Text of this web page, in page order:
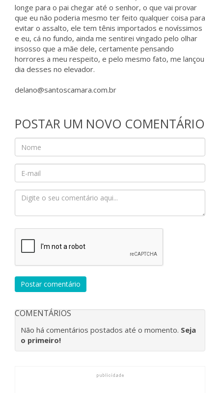
longe para o pai chegar até o senhor, o que vai provar
que eu não poderia mesmo ter feito qualquer coisa para
evitar o assalto, ele tem tênis importados e novíssimos
e eu, cá no fundo, ainda me sentirei vingado pelo olhar
insosso que a mãe dele, certamente pensando
horrores a meu respeito, e pelo mesmo fato, me lançou
dia desses no elevador.
delano@santoscamara.com.br
POSTAR UM NOVO COMENTÁRIO
Postar comentário
COMENTÁRIOS
Não há comentários postados até o momento. Seja
o primeiro!